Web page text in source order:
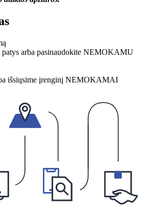
patys arba pasinaudokite NEMOKAMU
išsiųsime įrenginį NEMOKAMAI